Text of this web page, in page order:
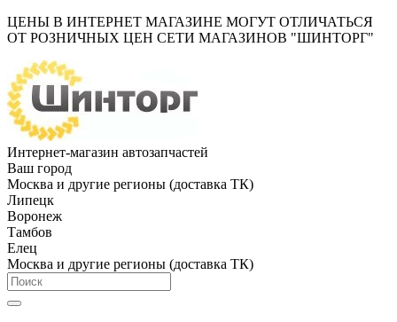
ЦЕНЫ В ИНТЕРНЕТ МАГАЗИНЕ МОГУТ ОТЛИЧАТЬСЯ
ОТ РОЗНИЧНЫХ ЦЕН СЕТИ МАГАЗИНОВ "ШИНТОРГ"
Интернет-магазин автозапчастей
Ваш город
Москва и другие регионы (доставка ТК)
Липецк
Воронеж
Тамбов
Елец
Москва и другие регионы (доставка ТК)